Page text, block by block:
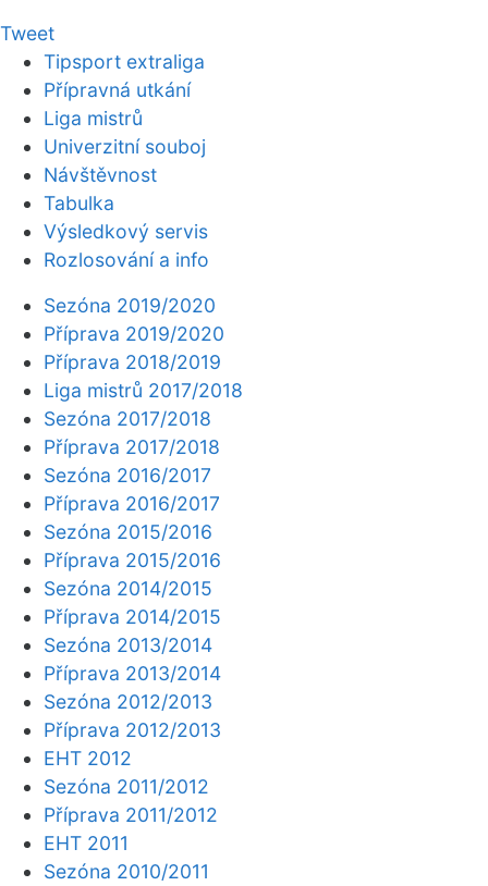
Tweet
Tipsport extraliga
Přípravná utkání
Liga mistrů
Univerzitní souboj
Návštěvnost
Tabulka
Výsledkový servis
Rozlosování a info
Sezóna 2019/2020
Příprava 2019/2020
Příprava 2018/2019
Liga mistrů 2017/2018
Sezóna 2017/2018
Příprava 2017/2018
Sezóna 2016/2017
Příprava 2016/2017
Sezóna 2015/2016
Příprava 2015/2016
Sezóna 2014/2015
Příprava 2014/2015
Sezóna 2013/2014
Příprava 2013/2014
Sezóna 2012/2013
Příprava 2012/2013
EHT 2012
Sezóna 2011/2012
Příprava 2011/2012
EHT 2011
Sezóna 2010/2011